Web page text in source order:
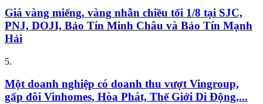
Giá vàng miếng, vàng nhẫn chiều tối 1/8 tại SJC,
PNJ, DOJI, Bảo Tín Minh Châu và Bảo Tín Mạnh
Hải
5.
Một doanh nghiệp có doanh thu vượt Vingroup,
gấp đôi Vinhomes, Hòa Phát, Thế Giới Di Động,...